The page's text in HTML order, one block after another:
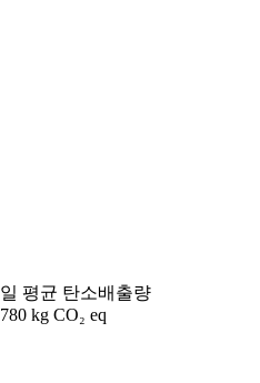
일 평균 탄소배출량
780 kg CO₂ eq